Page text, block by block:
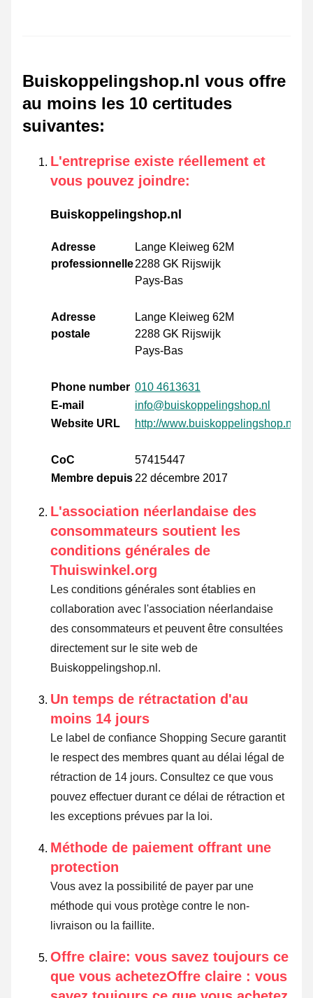
Buiskoppelingshop.nl vous offre
au moins les 10 certitudes
suivantes:
L'entreprise existe réellement et
vous pouvez joindre:
Buiskoppelingshop.nl
Adresse
professionnelle
Lange Kleiweg 62M
2288 GK Rijswijk
Pays-Bas
Adresse
postale
Lange Kleiweg 62M
2288 GK Rijswijk
Pays-Bas
Phone number 010 4613631
E-mail
info@buiskoppelingshop.nl
Website URL
http://www.buiskoppelingshop.nl
CoC
57415447
Membre depuis 22 décembre 2017
L'association néerlandaise des
consommateurs soutient les
conditions générales de
Thuiswinkel.org
Les conditions générales sont établies en
collaboration avec l'association néerlandaise
des consommateurs et peuvent être consultées
directement sur le site web de
Buiskoppelingshop.nl.
Un temps de rétractation d'au
moins 14 jours
Le label de confiance Shopping Secure garantit
le respect des membres quant au délai légal de
rétraction de 14 jours. Consultez ce que vous
pouvez effectuer durant ce délai de rétraction et
les exceptions prévues par la loi.
Méthode de paiement offrant une
protection
Vous avez la possibilité de payer par une
méthode qui vous protège contre le non-
livraison ou la faillite.
Offre claire: vous savez toujours ce
que vous achetezOffre claire : vous